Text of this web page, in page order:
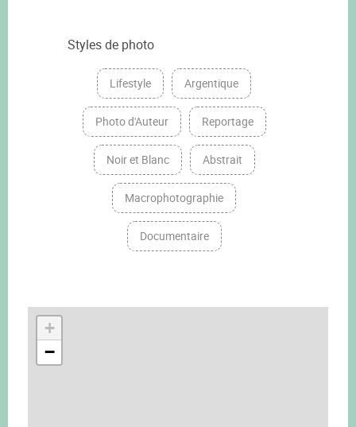
Styles de photo
Lifestyle Argentique
Photo d'Auteur Reportage
Noir et Blanc Abstrait
Macrophotographie
Documentaire
+
−